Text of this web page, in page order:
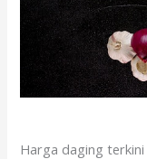
Harga daging